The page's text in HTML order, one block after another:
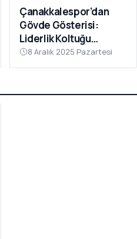
Çanakkalespor’dan
Gövde Gösterisi:
Liderlik Koltuğu
Bırakılmıyor!
8 Aralık 2025 Pazartesi